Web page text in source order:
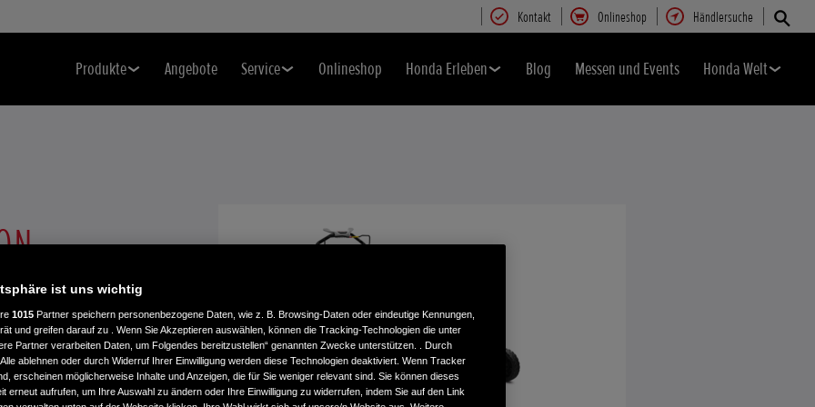
Kontakt Onlineshop Händlersuche
Produkte Angebote Service Onlineshop Honda Erleben Blog Messen und Events Honda Welt
HRX537 – wichtige
ist uns wichtig
1015 Partner speichern personenbezogene Daten, wie z. B. Browsing-Daten oder eindeutige Kennungen,
und greifen darauf zu . Wenn Sie Akzeptieren auswählen, können die Tracking-Technologien die unter
Partner verarbeiten Daten, um Folgendes bereitzustellen“ genannten Zwecke unterstützen. . Durch
ablehnen oder durch Widerruf Ihrer Einwilligung werden diese Technologien deaktiviert. Wenn Tracker
erscheinen möglicherweise Inhalte und Anzeigen, die für Sie weniger relevant sind. Sie können dieses
erneut aufrufen, um Ihre Auswahl zu ändern oder Ihre Einwilligung zu widerrufen, indem Sie auf den Link